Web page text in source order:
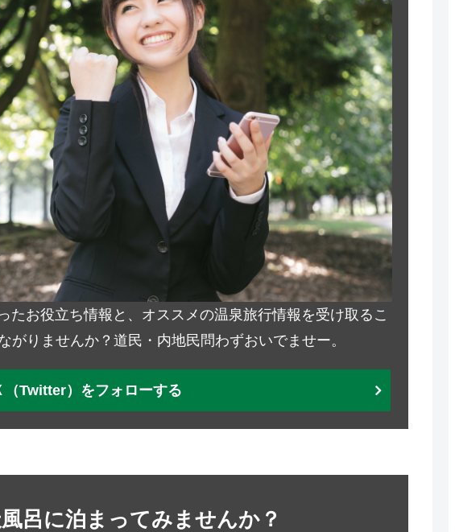
たお役立ち情報と、オススメの温泉旅行情報を受け取るこ
がりませんか？道民・内地民問わずおいでませー。
（Twitter）をフォローする
呂に泊まってみませんか？